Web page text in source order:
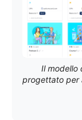
Il modello
progettato per